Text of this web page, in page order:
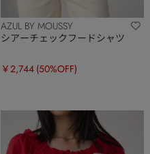
AZUL BY MOUSSY
シアーチェックフードシャツ
￥2,744 (50%OFF)